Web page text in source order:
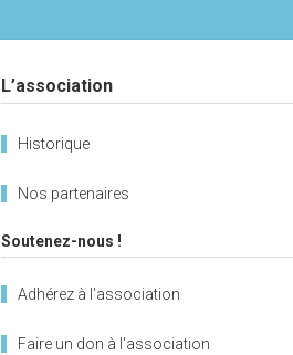
L’association
Historique
Nos partenaires
Soutenez-nous !
Adhérez à l'association
Faire un don à l'association